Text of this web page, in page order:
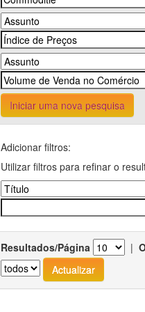
Iniciar uma nova pesquisa
Adicionar filtros:
Utilizar filtros para refinar o
Resultados/Página |